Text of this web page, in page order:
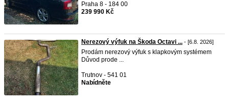
Praha 8 - 184 00
239 990 Kč
Nerezový výfuk na Škoda Octavi ... - [6.8. 2026]
Prodám nerezový výfuk s klapkovým systémem
Důvod prode ...
Trutnov - 541 01
Nabídněte